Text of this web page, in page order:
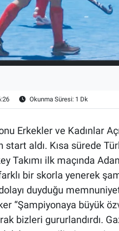
Okunma Süresi: 1 Dk
Erkekler ve Kadınlar
start aldı. Kısa sürede
Takımı ilk maçında
farklı bir skorla yenerek
duyduğu
“Şampiyonaya büyük
bizleri gururlandırdı.